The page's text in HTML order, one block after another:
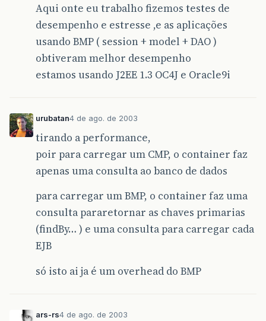
Aqui onte eu trabalho fizemos testes de
desempenho e estresse ,e as aplicações
usando BMP ( session + model + DAO )
obtiveram melhor desempenho
estamos usando J2EE 1.3 OC4J e Oracle9i
urubatan4 de ago. de 2003
tirando a performance,
poir para carregar um CMP, o container faz
apenas uma consulta ao banco de dados
para carregar um BMP, o container faz uma
consulta pararetornar as chaves primarias
(findBy… ) e uma consulta para carregar cada
EJB
só isto ai ja é um overhead do BMP
ars-rs4 de ago. de 2003